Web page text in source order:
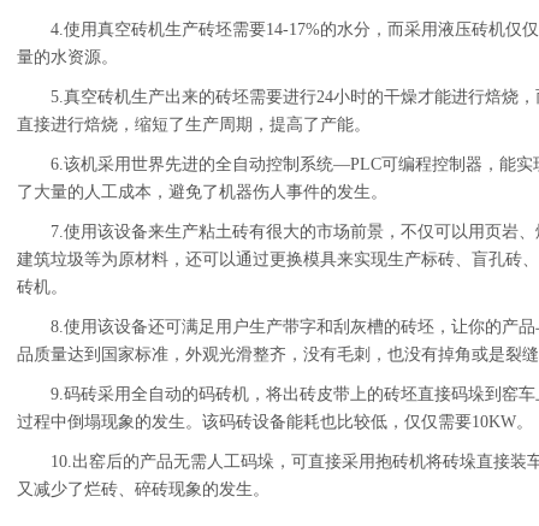
4. 使用真空砖机生产砖坯需要14-17%的水分，而采用液压砖机仅
量的水资源。
5. 真空砖机生产出来的砖坯需要进行24小时的干燥才能进行焙烧
直接进行焙烧，缩短了生产周期，提高了产能。
6. 该机采用世界先进的全自动控制系统—PLC可编程控制器，能
了大量的人工成本，避免了机器伤人事件的发生。
7. 使用该设备来生产粘土砖有很大的市场前景，不仅可以用页岩
建筑垃圾等为原材料，还可以通过更换模具来实现生产标砖、盲孔砖
砖机。
8. 使用该设备还可满足用户生产带字和刮灰槽的砖坯，让你的产
品质量达到国家标准，外观光滑整齐，没有毛刺，也没有掉角或是裂
9. 码砖采用全自动的码砖机，将出砖皮带上的砖坯直接码垛到窑
过程中倒塌现象的发生。该码砖设备能耗也比较低，仅仅需要10KW。
10. 出窑后的产品无需人工码垛，可直接采用抱砖机将砖垛直接装
又减少了烂砖、碎砖现象的发生。